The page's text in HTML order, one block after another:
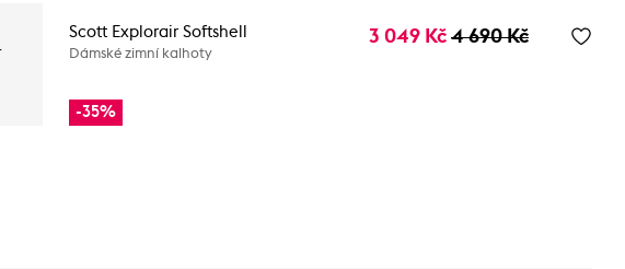
Scott Explorair Softshell
Dámské zimní kalhoty
3 049 Kč 4 690 Kč
-35%